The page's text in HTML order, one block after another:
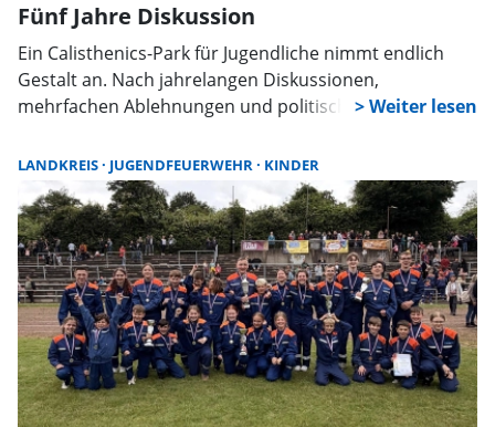
Fünf Jahre Diskussion
Ein Calisthenics-Park für Jugendliche nimmt endlich
Gestalt an. Nach jahrelangen Diskussionen,
mehrfachen Ablehnungen und politischem Ringen hat
auch dank Förderanträgen und neu gefundenem
Standort.
LANDKREIS JUGENDFEUERWEHR KINDER